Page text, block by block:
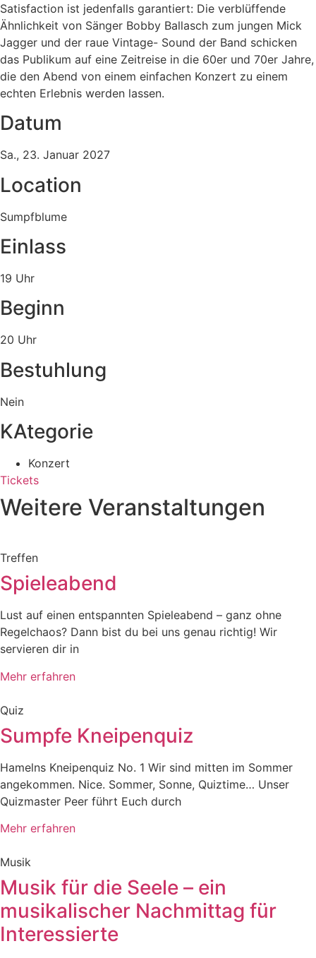
Satisfaction ist jedenfalls garantiert: Die verblüffende
Ähnlichkeit von Sänger Bobby Ballasch zum jungen Mick
Jagger und der raue Vintage- Sound der Band schicken
das Publikum auf eine Zeitreise in die 60er und 70er Jahre,
die den Abend von einem einfachen Konzert zu einem
echten Erlebnis werden lassen.
Datum
Sa., 23. Januar 2027
Location
Sumpfblume
Einlass
19 Uhr
Beginn
20 Uhr
Bestuhlung
Nein
KAtegorie
Konzert
Tickets
Weitere Veranstaltungen
Treffen
Spieleabend
Lust auf einen entspannten Spieleabend – ganz ohne
Regelchaos? Dann bist du bei uns genau richtig! Wir
servieren dir in
Mehr erfahren
Quiz
Sumpfe Kneipenquiz
Hamelns Kneipenquiz No. 1 Wir sind mitten im Sommer
angekommen. Nice. Sommer, Sonne, Quiztime… Unser
Quizmaster Peer führt Euch durch
Mehr erfahren
Musik
Musik für die Seele – ein
musikalischer Nachmittag für
Interessierte